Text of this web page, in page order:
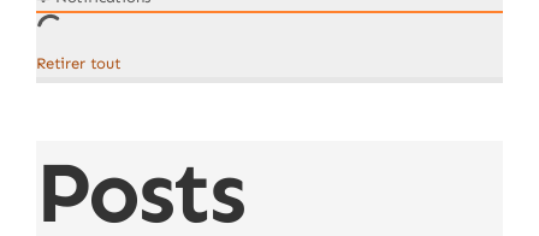
Retirer tout
Posts